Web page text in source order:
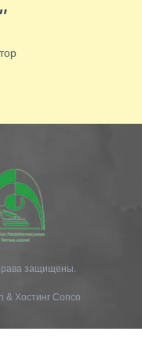
защищены.
& Хостинг Conco